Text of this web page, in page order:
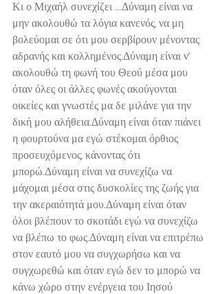
Κι ο Μιχαήλ συνεχίζει …Δύναμη είναι να
μην ακολουθώ τα λόγια κανενός, να μη
βολεύομαι σε ότι μου σερβίρουν μένοντας
αδρανής και κολλημένος.Δύναμη είναι ν’
ακολουθώ τη φωνή του Θεού μέσα μου
όταν όλες οι άλλες φωνές ακούγονται
οικείες και γνωστές μα δε μιλάνε για την
δική μου αλήθεια.Δύναμη είναι όταν πιάνει
η φουρτούνα μα εγώ στέκομαι όρθιος
προσευχόμενος, κάνοντας ότι
μπορώ.Δύναμη είναι να συνεχίζω να
μάχομαι μέσα στις δυσκολίες της ζωής για
την ακεραιότητά μου.Δύναμη είναι όταν
όλοι βλέπουν το σκοτάδι εγώ να συνεχίζω
να βλέπω το φως.Δύναμη είναι να επιτρέπω
στον εαυτό μου να συγχωρήσω και να
συγχωρεθώ και όταν εγώ δεν το μπορώ να
κάνω χώρο στην ενέργεια του Ιησού